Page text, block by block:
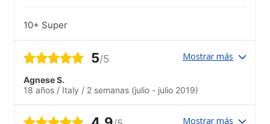
10+ Super
5/5 Mostrar más
Agnese S.
18 años / Italy / 2 semanas (julio - julio 2019)
Mostrar más